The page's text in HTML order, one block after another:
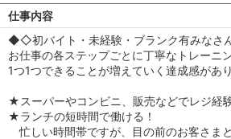
仕事内容
◆◇初バイト・未経験・ブランク有みな
お仕事の各ステップごとに丁寧なトレーニ
1つ1つできることが増えていく達成感があり
★スーパーやコンビニ、販売などでレジ経
★ランチの短時間で働ける！
忙しい時間帯ですが、目の前のお客さま